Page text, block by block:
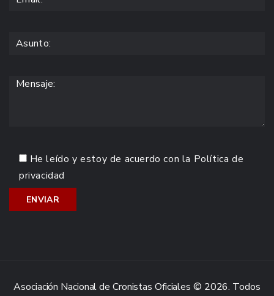
He leído y estoy de acuerdo con la Política de
privacidad
Asociación Nacional de Cronistas Oficiales © 2026. Todos